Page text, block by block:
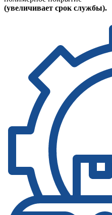
(увеличивает срок службы).